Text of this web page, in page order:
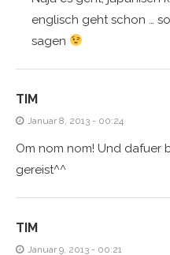
englisch geht schon …
sagen
TIM
Januar 8, 2013 - 00:24
Om nom nom! Und dafuer
gereist^^
TIM
Januar 9, 2013 - 00:21